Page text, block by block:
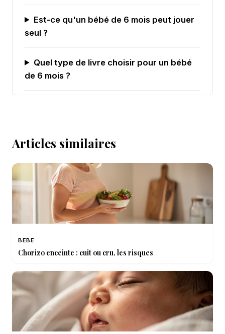
Est-ce qu'un bébé de 6 mois peut jouer
seul ?
Quel type de livre choisir pour un bébé
de 6 mois ?
Articles similaires
BEBE
Chorizo enceinte : cuit ou cru, les risques